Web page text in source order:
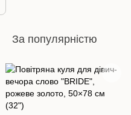
За популярністю